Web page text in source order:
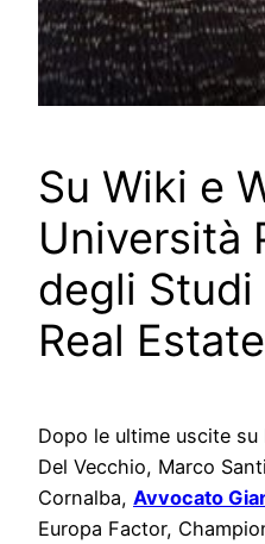
Su Wiki e
Università
degli
Real
Dopo le ultime uscite su
Del Vecchio, Marco
Cornalba, Avvocato
Europa Factor,